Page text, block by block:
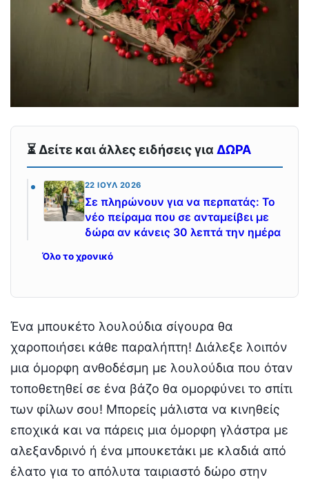
⏳ Δείτε και άλλες ειδήσεις για ΔΩΡΑ
22 ΙΟΎΛ 2026
Σε πληρώνουν για να περπατάς: Το
νέο πείραμα που σε ανταμείβει με
δώρα αν κάνεις 30 λεπτά την ημέρα
Όλο το χρονικό
Ένα μπουκέτο λουλούδια σίγουρα θα
χαροποιήσει κάθε παραλήπτη! Διάλεξε λοιπόν
μια όμορφη ανθοδέσμη με λουλούδια που όταν
τοποθετηθεί σε ένα βάζο θα ομορφύνει το σπίτι
των φίλων σου! Μπορείς μάλιστα να κινηθείς
εποχικά και να πάρεις μια όμορφη γλάστρα με
αλεξανδρινό ή ένα μπουκετάκι με κλαδιά από
έλατο για το απόλυτα ταιριαστό δώρο στην